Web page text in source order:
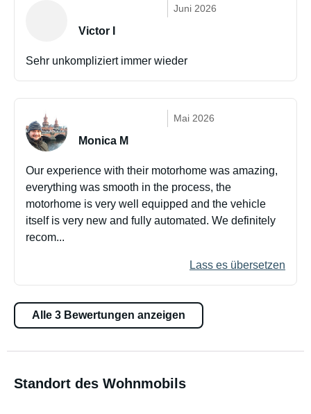
Juni 2026
Victor I
Sehr unkompliziert immer wieder
Mai 2026
Monica M
Our experience with their motorhome was amazing,
everything was smooth in the process, the
motorhome is very well equipped and the vehicle
itself is very new and fully automated. We definitely
recom...
Lass es übersetzen
Alle 3 Bewertungen anzeigen
Standort des Wohnmobils